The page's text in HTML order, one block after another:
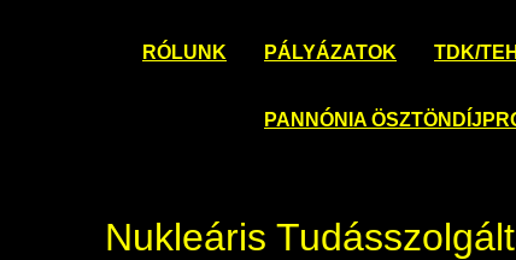
RÓLUNK PÁLYÁZATOK TDK/
PANNÓNIA
Nukleáris